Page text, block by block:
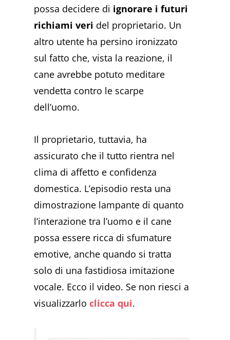
possa decidere di ignorare i futuri
richiami veri del proprietario. Un
altro utente ha persino ironizzato
sul fatto che, vista la reazione, il
cane avrebbe potuto meditare
vendetta contro le scarpe
dell’uomo.
Il proprietario, tuttavia, ha
assicurato che il tutto rientra nel
clima di affetto e confidenza
domestica. L’episodio resta una
dimostrazione lampante di quanto
l’interazione tra l’uomo e il cane
possa essere ricca di sfumature
emotive, anche quando si tratta
solo di una fastidiosa imitazione
vocale. Ecco il video. Se non riesci a
visualizzarloclicca qui.